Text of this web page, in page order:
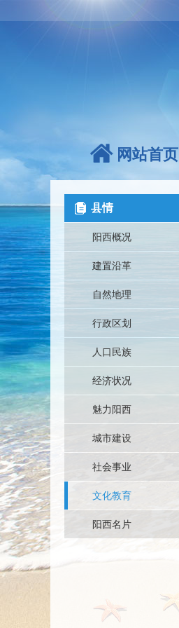
网站首页
县情
阳西概况
建置沿革
自然地理
行政区划
人口民族
经济状况
魅力阳西
城市建设
社会事业
文化教育
阳西名片